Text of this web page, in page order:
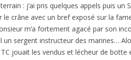
: j’ai pris quelques appels puis un
crâne avec un bref exposé sur la
m’a fortement agacé par son
un sergent instructeur des marines…
jouait les vendus et lécheur de